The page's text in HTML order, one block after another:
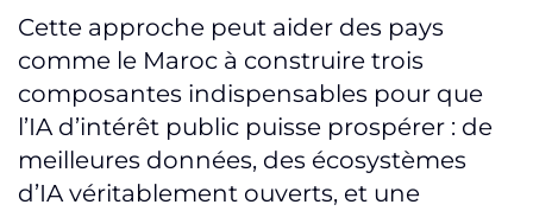
Cette approche peut aider des pays
comme le Maroc à construire trois
composantes indispensables pour que
l’IA d’intérêt public puisse prospérer : de
meilleures données, des écosystèmes
d’IA véritablement ouverts, et une